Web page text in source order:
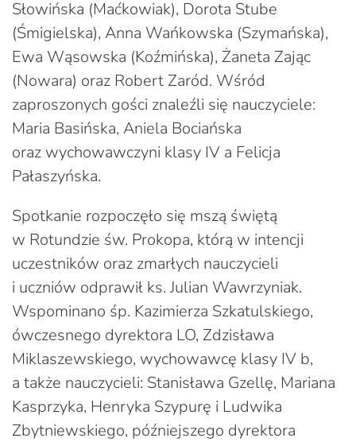
Słowińska (Maćkowiak), Dorota Stube
(Śmigielska), Anna Wańkowska (Szymańska),
Ewa Wąsowska (Koźmińska), Żaneta Zając
(Nowara) oraz Robert Zaród. Wśród
zaproszonych gości znaleźli się nauczyciele:
Maria Basińska, Aniela Bociańska
oraz wychowawczyni klasy IV a Felicja
Pałaszyńska.
Spotkanie rozpoczęło się mszą świętą
w Rotundzie św. Prokopa, którą w intencji
uczestników oraz zmarłych nauczycieli
i uczniów odprawił ks. Julian Wawrzyniak.
Wspominano śp. Kazimierza Szkatulskiego,
ówczesnego dyrektora LO, Zdzisława
Miklaszewskiego, wychowawcę klasy IV b,
a także nauczycieli: Stanisława Gzellę, Mariana
Kasprzyka, Henryka Szypurę i Ludwika
Zbytniewskiego, późniejszego dyrektora